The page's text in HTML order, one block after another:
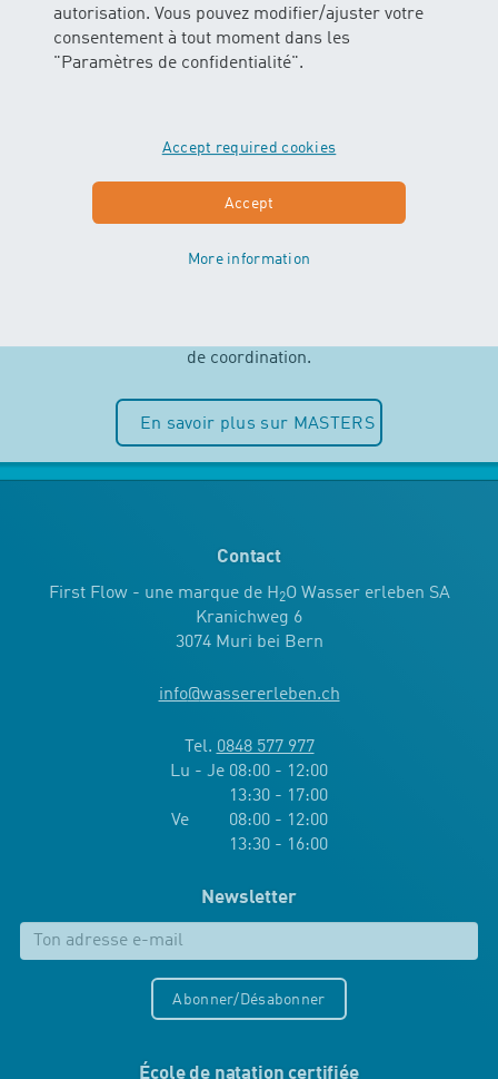
autorisation. Vous pouvez modifier/ajuster votre
consentement à tout moment dans les
"Paramètres de confidentialité".
Accept required cookies
Accept
More information
MASTERS
Indépendance et plaisir de l’eau sont
de coordination.
En savoir plus sur MASTERS
Contact
First Flow - une marque de H2O Wasser erleben SA
Kranichweg 6
3074 Muri bei Bern
info@wassererleben.ch
Tel. 0848 577 977
Lu - Je 08:00 - 12:00
13:30 - 17:00
Ve 08:00 - 12:00
13:30 - 16:00
Newsletter
Abonner/Désabonner
École de natation certifiée